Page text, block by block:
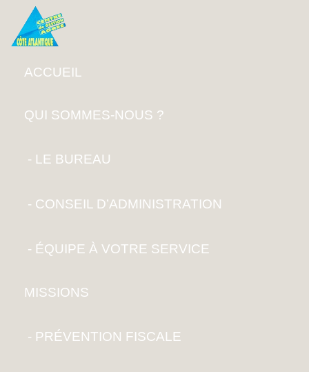
ACCUEIL
QUI SOMMES-NOUS ?
LE BUREAU
CONSEIL D’ADMINISTRATION
ÉQUIPE À VOTRE SERVICE
MISSIONS
PRÉVENTION FISCALE